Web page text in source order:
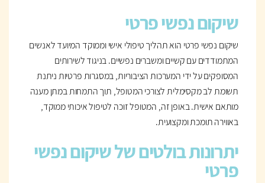
שיקום נפשי פרטי
שיקום נפשי פרטי הוא תהליך טיפולי אישי וממוקד המיועד לאנשים
המתמודדים עם קשיים ומשברים נפשיים. בניגוד לשירותים
המסופקים על ידי המערכות הציבוריות, במסגרות פרטיות ניתנת
תשומת לב מקסימלית לצורכי המטופל, תוך התמחות במתן מענה
מותאם אישית. באופן זה, המטופל זוכה לטיפול איכותי ממוקד,
באווירה תומכת ומקצועית.
יתרונות בולטים של שיקום נפשי
פרטי